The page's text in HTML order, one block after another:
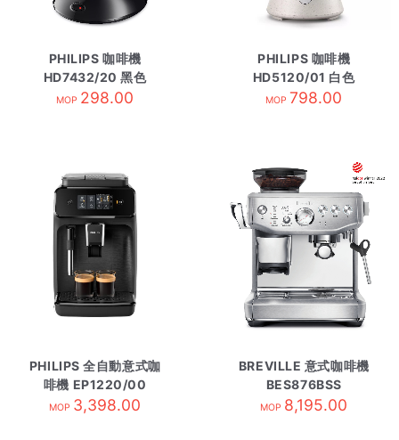
PHILIPS 咖啡機
HD7432/20 黑色
MOP 298.00
PHILIPS 咖啡機
HD5120/01 白色
MOP 798.00
PHILIPS 全自動意式咖
啡機 EP1220/00
MOP 3,398.00
BREVILLE 意式咖啡機
BES876BSS
MOP 8,195.00